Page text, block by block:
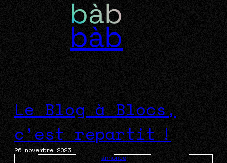
bàb
Le Blog à Blocs,
c’est repartit !
26 novembre 2023
annonce